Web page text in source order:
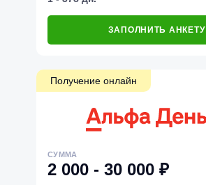
ЗАПОЛНИТЬ АНКЕТУ
Получение онлайн
СУММА
2 000 - 30 000 ₽